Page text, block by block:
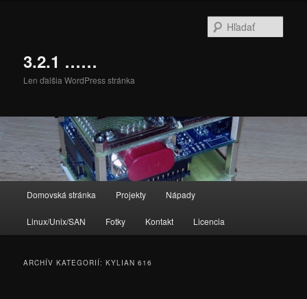
3.2.1 ……
Len ďalšia WordPress stránka
Domovská stránka Projekty Nápady
Linux/Unix/SAN Fotky Kontakt Licencia
ARCHÍV KATEGORIÍ:KYLIAN 616